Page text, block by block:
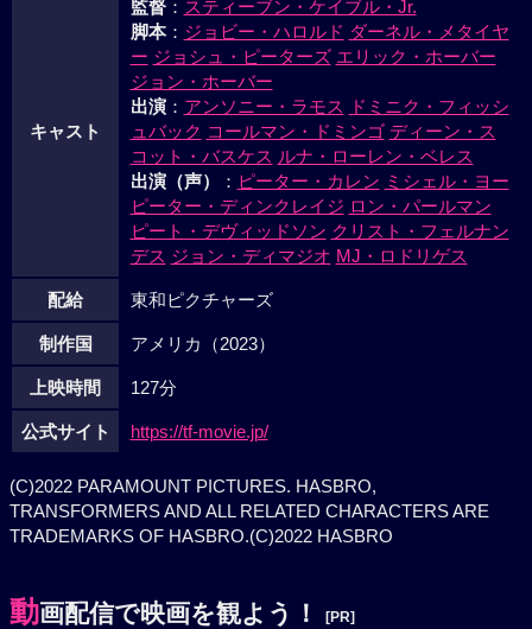
キャスト
監督： スティーブン・ケイブル・Jr.
脚本： ジョビー・ハロルド ダーネル・メタイヤ
ー ジョシュ・ピーターズ エリック・ホーバー
ジョン・ホーバー
出演： アンソニー・ラモス
ドミニク・フィッシ
ュバック コールマン・ドミンゴ ディーン・ス
コット・バスケス ルナ・ローレン・ベレス
出演（声）
： ピーター・カレン ミシェル・ヨー
ピーター・ディンクレイジ ロン・パールマン
ピート・デヴィッドソン クリスト・フェルナン
デス ジョン・ディマジオ MJ・ロドリゲス
配給 東和ピクチャーズ
制作国 アメリカ（2023）
上映時間 127分
公式サイト https://tf-movie.jp/
(C)2022 PARAMOUNT PICTURES. HASBRO,
TRANSFORMERS AND ALL RELATED CHARACTERS ARE
TRADEMARKS OF HASBRO.(C)2022 HASBRO
動画配信で映画を観よう！ [PR]